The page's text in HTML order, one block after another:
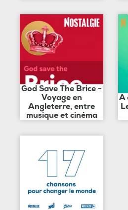
God Save The Brice -
Voyage en
Angleterre, entre
musique et cinéma
A